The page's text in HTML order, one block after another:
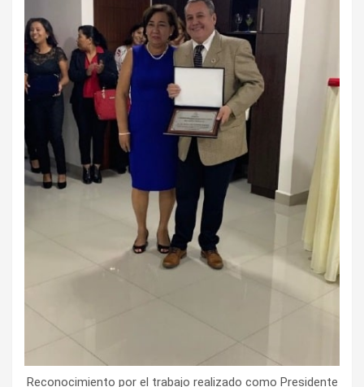
Reconocimiento por el trabajo realizado como Presidente